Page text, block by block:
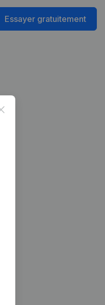
Essayer gratuitement
Close